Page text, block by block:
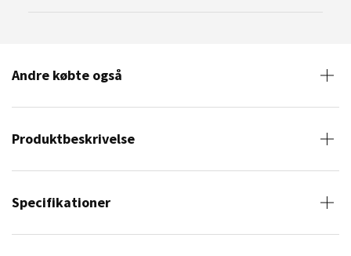
Andre købte også
Produktbeskrivelse
Specifikationer